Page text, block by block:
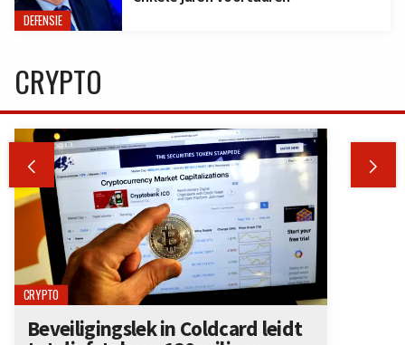
DEFENSIE
CRYPTO
 
CRYPTO
Beveiligingslek in Coldcard leidt